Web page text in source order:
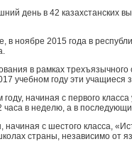
день в 42
в ноябре 2015 года в
в рамках
учебном году эти учащиеся
начиная с первого
часа в неделю, а в
с шестого класса,
страны, независимо от